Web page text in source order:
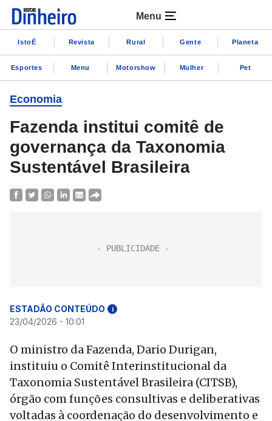
Menu
IstoÉ Revista Rural Gente Planeta
Esportes Menu Motorshow Mulher Pet
Economia
Fazenda institui comitê de
governança da Taxonomia
Sustentável Brasileira
ESTADÃO CONTEÚDO i
23/04/2026 - 10:01
O ministro da Fazenda, Dario Durigan,
instituiu o Comitê Interinstitucional da
Taxonomia Sustentável Brasileira (CITSB),
órgão com funções consultivas e deliberativas
voltadas à coordenação do desenvolvimento e